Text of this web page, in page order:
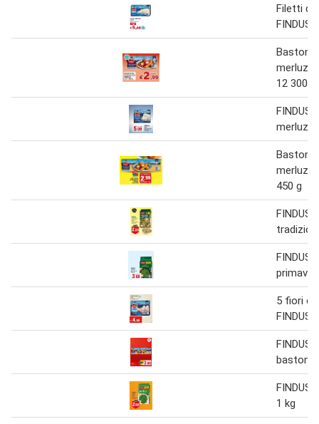
Filetti di
FINDUS
12 300 g
FINDUS
450 g
FINDUS
FINDUS
5 fiori di
FINDUS
FINDUS
FINDUS
1 kg